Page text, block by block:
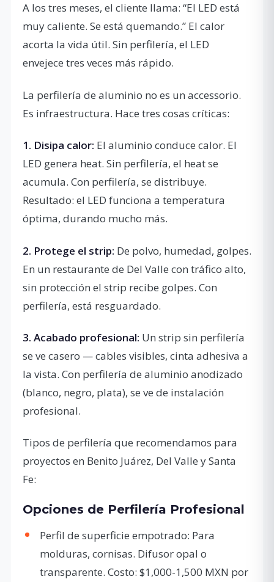
A los tres meses, el cliente llama: “El LED está
muy caliente. Se está quemando.” El calor
acorta la vida útil. Sin perfilería, el LED
envejece tres veces más rápido.
La perfilería de aluminio no es un accessorio.
Es infraestructura. Hace tres cosas críticas:
1. Disipa calor: El aluminio conduce calor. El
LED genera heat. Sin perfilería, el heat se
acumula. Con perfilería, se distribuye.
Resultado: el LED funciona a temperatura
óptima, durando mucho más.
2. Protege el strip: De polvo, humedad, golpes.
En un restaurante de Del Valle con tráfico alto,
sin protección el strip recibe golpes. Con
perfilería, está resguardado.
3. Acabado profesional: Un strip sin perfilería
se ve casero — cables visibles, cinta adhesiva a
la vista. Con perfilería de aluminio anodizado
(blanco, negro, plata), se ve de instalación
profesional.
Tipos de perfilería que recomendamos para
proyectos en Benito Juárez, Del Valle y Santa
Fe:
Opciones de Perfilería Profesional
Perfil de superficie empotrado: Para
molduras, cornisas. Difusor opal o
transparente. Costo: $1,000-1,500 MXN por